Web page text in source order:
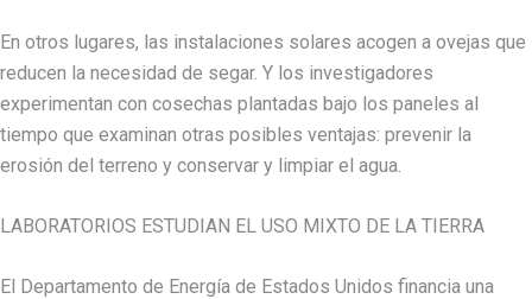
En otros lugares, las instalaciones solares acogen a ovejas que
reducen la necesidad de segar. Y los investigadores
experimentan con cosechas plantadas bajo los paneles al
tiempo que examinan otras posibles ventajas: prevenir la
erosión del terreno y conservar y limpiar el agua.
LABORATORIOS ESTUDIAN EL USO MIXTO DE LA TIERRA
El Departamento de Energía de Estados Unidos financia una